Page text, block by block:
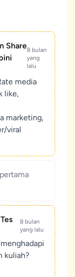
Share8 bulan
yang
lalu
media
like,
marketing,
viral
8 bulan
yang lalu
kuliah?